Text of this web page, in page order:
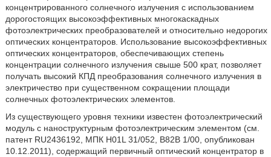
концентрированного солнечного излучения с использованием
дорогостоящих высокоэффективных многокаскадных
фотоэлектрических преобразователей и относительно недорогих
оптических концентраторов. Использование высокоэффективных
оптических концентраторов, обеспечивающих степень
концентрации солнечного излучения свыше 500 крат, позволяет
получать высокий КПД преобразования солнечного излучения в
электричество при существенном сокращении площади
солнечных фотоэлектрических элементов.
Из существующего уровня техники известен фотоэлектрический
модуль с наноструктурным фотоэлектрическим элементом (см.
патент RU2436192, МПК H01L 31/052, В82В 1/00, опубликован
10.12.2011), содержащий первичный оптический концентратор в